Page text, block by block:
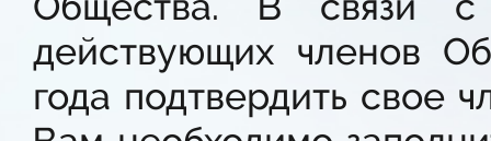
действующих членов
года подтвердить свое